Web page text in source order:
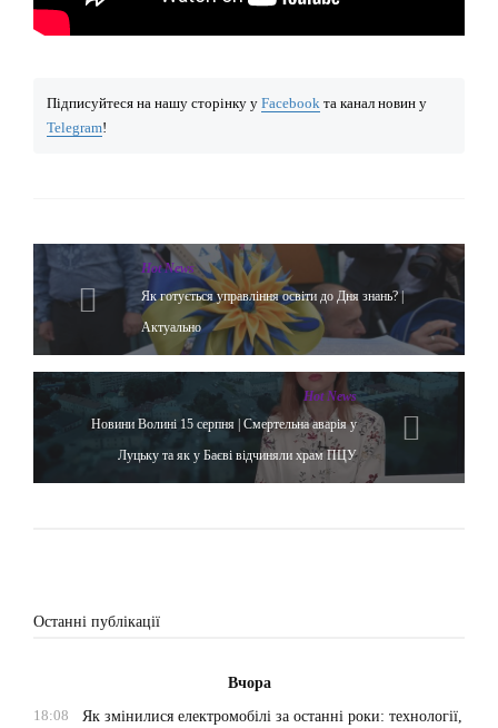
Підписуйтеся на нашу сторінку у Facebook та канал новин у
Telegram!
Hot News
Як готується управління освіти до Дня знань? |
Актуально
Hot News
Новини Волині 15 серпня | Смертельна аварія у
Луцьку та як у Баєві відчиняли храм ПЦУ
Останні публікації
Вчора
18:08
Як змінилися електромобілі за останні роки: технології,